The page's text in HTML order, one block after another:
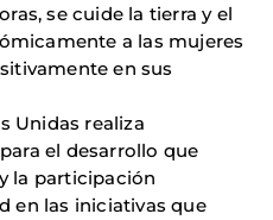
se cuide la tierra y el
a las mujeres
en sus
Unidas realiza
el desarrollo que
la participación
en las iniciativas que